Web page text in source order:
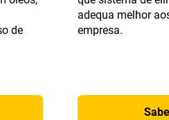
de
adequa melhor
empresa.